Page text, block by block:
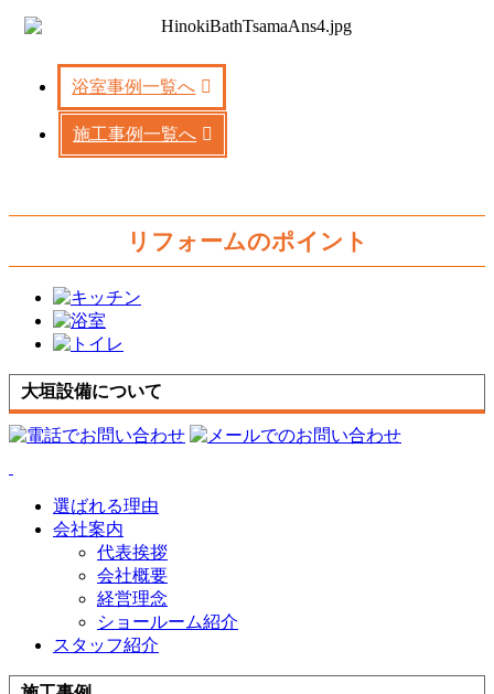
浴室事例一覧へ
施工事例一覧へ
リフォームのポイント
大垣設備について
選ばれる理由
会社案内
代表挨拶
会社概要
経営理念
ショールーム紹介
スタッフ紹介